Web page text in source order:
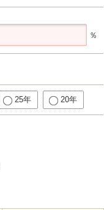
％
25年 20年